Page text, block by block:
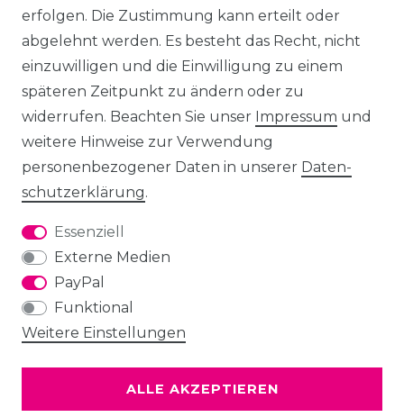
erfolgen. Die Zustimmung kann erteilt oder
abgelehnt werden. Es besteht das Recht, nicht
einzuwilligen und die Einwilligung zu einem
späteren Zeitpunkt zu ändern oder zu
widerrufen. Beachten Sie unser Impressum und
weitere Hinweise zur Verwendung
personenbezogener Daten in unserer Daten­
schutz­erklärung.
Essenziell
Externe Medien
PayPal
Funktional
Weitere Einstellungen
ALLE AKZEPTIEREN